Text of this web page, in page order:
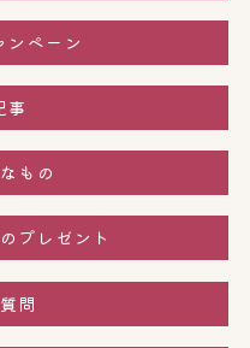
ンペーン
事
もの
プレゼント
問